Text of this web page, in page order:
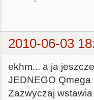
2010-06-03
ekhm... a ja
JEDNEGO Qmega
Zazwyczaj